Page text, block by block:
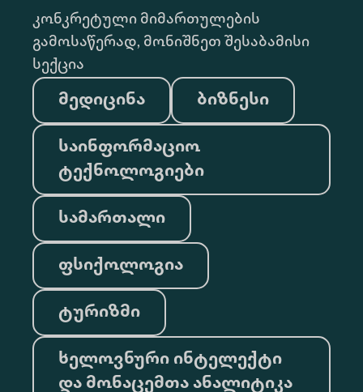
კონკრეტული მიმართულების
გამოსაწერად, მონიშნეთ შესაბამისი
სექცია
მედიცინა ბიზნესი
საინფორმაციო
ტექნოლოგიები
სამართალი
ფსიქოლოგია
ტურიზმი
ხელოვნური ინტელექტი
და მონაცემთა ანალიტიკა